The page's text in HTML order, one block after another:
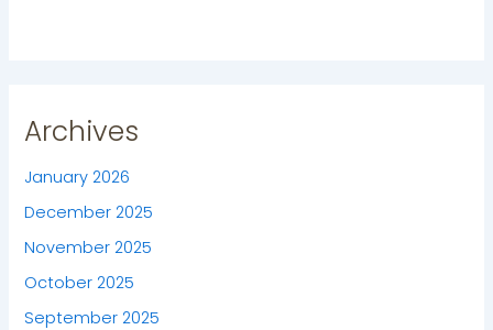
Archives
January 2026
December 2025
November 2025
October 2025
September 2025